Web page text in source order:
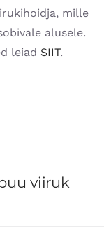
mille
alusele.
leiad SIIT.
viiruk